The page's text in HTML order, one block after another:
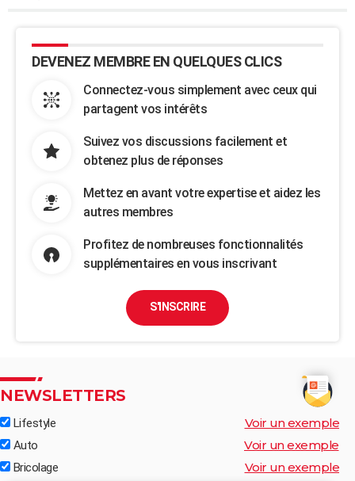
DEVENEZ MEMBRE EN QUELQUES CLICS
Connectez-vous simplement avec ceux qui
partagent vos intérêts
Suivez vos discussions facilement et
obtenez plus de réponses
Mettez en avant votre expertise et aidez les
autres membres
Profitez de nombreuses fonctionnalités
supplémentaires en vous inscrivant
S'INSCRIRE
NEWSLETTERS
Lifestyle Voir un exemple
Auto Voir un exemple
Bricolage Voir un exemple